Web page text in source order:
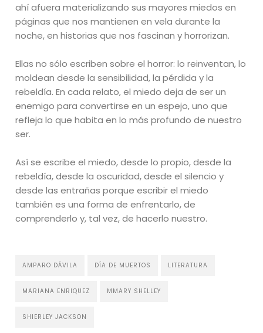
ahí afuera materializando sus mayores miedos en
páginas que nos mantienen en vela durante la
noche, en historias que nos fascinan y horrorizan.
Ellas no sólo escriben sobre el horror: lo reinventan, lo
moldean desde la sensibilidad, la pérdida y la
rebeldía. En cada relato, el miedo deja de ser un
enemigo para convertirse en un espejo, uno que
refleja lo que habita en lo más profundo de nuestro
ser.
Así se escribe el miedo, desde lo propio, desde la
rebeldía, desde la oscuridad, desde el silencio y
desde las entrañas porque escribir el miedo
también es una forma de enfrentarlo, de
comprenderlo y, tal vez, de hacerlo nuestro.
AMPARO DÁVILA DÍA DE MUERTOS LITERATURA
MARIANA ENRIQUEZ MMARY SHELLEY
SHIERLEY JACKSON